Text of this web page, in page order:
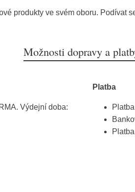
produkty ve svém oboru. Podívat
Možnosti dopravy a
Výdejní doba:
Platba